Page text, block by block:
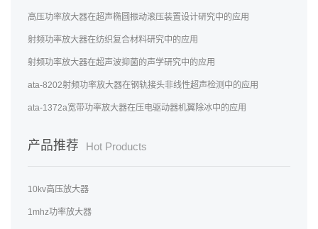
高压功率放大器在超声椭圆振动滚压装置设计研究中的应用
射频功率放大器在纺织复合材料研究中的应用
射频功率放大器在超声波抑菌的声学研究中的应用
ata-8202射频功率放大器在钢轨接头非线性超声检测中的应用
ata-1372a宽带功率放大器在压电驱动器机翼除冰中的应用
产品推荐 Hot Products
10kv高压放大器
1mhz功率放大器